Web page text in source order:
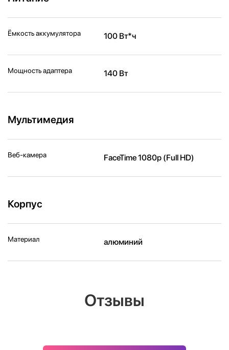
Ёмкость аккумулятора 100 Вт*ч
Мощность адаптера 140 Вт
Мультимедия
Веб-камера FaceTime 1080p (Full HD)
Корпус
Материал алюминий
Отзывы